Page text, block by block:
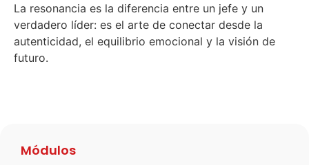
La resonancia es la diferencia entre un jefe y un
verdadero líder: es el arte de conectar desde la
autenticidad, el equilibrio emocional y la visión de
futuro.
Módulos